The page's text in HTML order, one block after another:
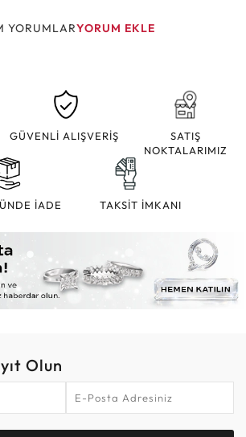
YORUMLARYORUM EKLE
GÜVENLİ ALIŞVERİŞ
SATIŞ
NOKTALARIMIZ
İADE TAKSİT İMKANI
Olun